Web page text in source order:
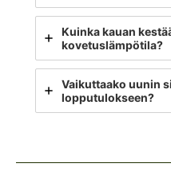
Kuinka kauan
kovetuslämpötila?
Vaikuttaako uunin
lopputulokseen?